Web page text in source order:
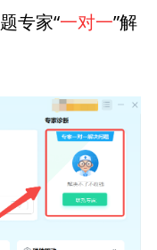
专家“一对一”解